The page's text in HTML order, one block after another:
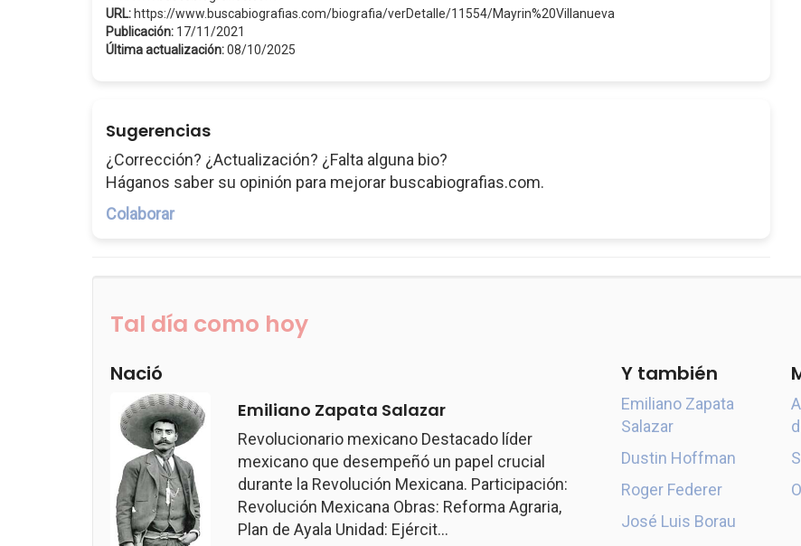
URL: https://www.buscabiografias.com/biografia/verDetalle/11554/Mayrin%20Villanueva
Publicación: 17/11/2021
Última actualización:08/10/2025
Sugerencias
¿Corrección? ¿Actualización? ¿Falta alguna bio?
Háganos saber su opinión para mejorar buscabiografias.com.
Colaborar
Tal día como hoy
Nació
Emiliano Zapata Salazar
Revolucionario mexicano Destacado líder
mexicano que desempeñó un papel crucial
durante la Revolución Mexicana. Participación:
Revolución Mexicana Obras: Reforma Agraria,
Plan de Ayala Unidad: Ejércit...
Y también
Emiliano Zapata
Salazar
Dustin Hoffman
Roger Federer
José Luis Borau